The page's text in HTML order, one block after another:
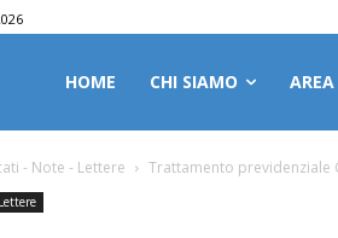
HOME CHI SIAMO
- Note - Lettere Trattamento previdenziale